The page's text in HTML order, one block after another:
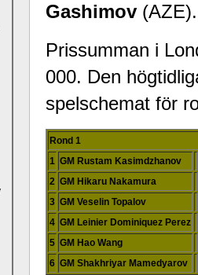
att man måste kunna och förstå
Den sjunde upplagan av
den starkaste i U.S.A, spelas
Levon Aronian-Maxime Vachier-
Nakamura-Fabiano Caruanaoch
revanschera sig efter att inte ha
han dock göra denna gång om
Gashimov (AZE).
Prissumman i
000. Den
spelschemat för
Rond 1
1 GM Rustam Kasimdzhanov
2 GM Hikaru Nakamura
3 GM Veselin Topalov
4 GM Leinier Dominiquez Perez
5 GM Hao Wang
6 GM Shakhriyar Mamedyarov